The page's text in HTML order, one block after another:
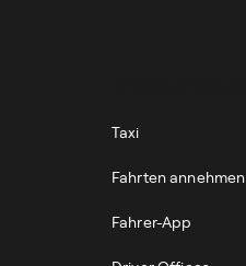
Taxi
Fahrten annehmen
Fahrer-App